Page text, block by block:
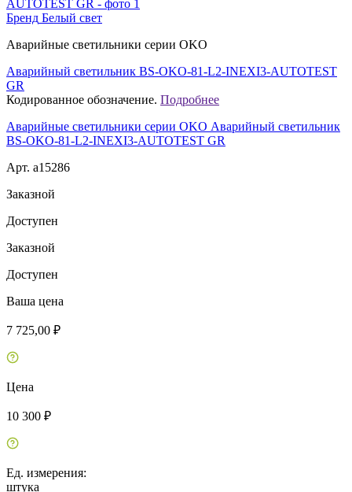
Бренд Белый свет
Аварийные светильники серии OKO
Аварийный светильник BS-OKO-81-L2-INEXI3-AUTOTEST
GR
Кодированное обозначение. Подробнее
Аварийные светильники серии OKO Аварийный светильник
BS-OKO-81-L2-INEXI3-AUTOTEST GR
Арт. a15286
Заказной
Доступен
Заказной
Доступен
Ваша цена
7 725,00 ₽
Цена
10 300 ₽
Ед. измерения:
штука